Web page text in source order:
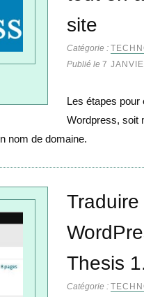
site
Catégorie :
Publié le 7
Les étapes pour
Wordpress, soit
nom de domaine.
Thesis
Catégorie :